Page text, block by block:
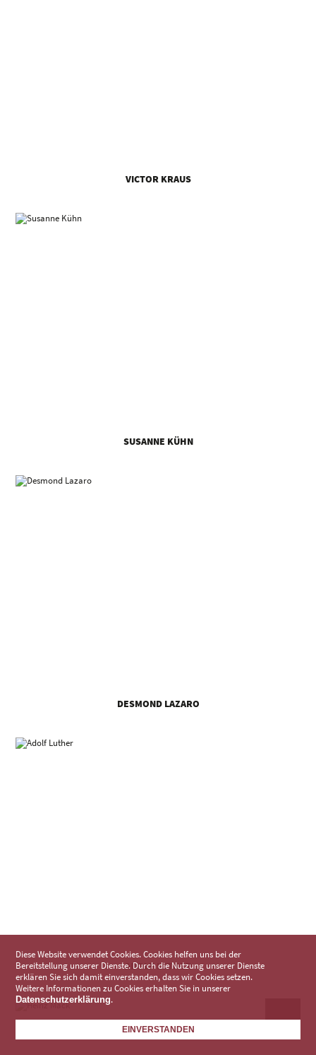
VICTOR KRAUS
SUSANNE KÜHN
DESMOND LAZARO
ADOLF LUTHER
Diese Website verwendet Cookies. Cookies helfen uns bei der
Bereitstellung unserer Dienste. Durch die Nutzung unserer Dienste
erklären Sie sich damit einverstanden, dass wir Cookies setzen.
Weitere Informationen zu Cookies erhalten Sie in unserer
Datenschutzerklärung.
EINVERSTANDEN